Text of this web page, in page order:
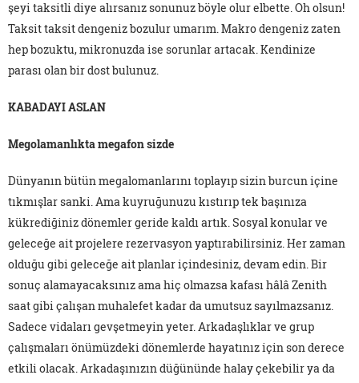
şeyi taksitli diye alırsanız sonunuz böyle olur elbette. Oh olsun!
Taksit taksit dengeniz bozulur umarım. Makro dengeniz zaten
hep bozuktu, mikronuzda ise sorunlar artacak. Kendinize
parası olan bir dost bulunuz.
KABADAYI ASLAN
Megolamanlıkta megafon sizde
Dünyanın bütün megalomanlarını toplayıp sizin burcun içine
tıkmışlar sanki. Ama kuyruğunuzu kıstırıp tek başınıza
kükrediğiniz dönemler geride kaldı artık. Sosyal konular ve
geleceğe ait projelere rezervasyon yaptırabilirsiniz. Her zaman
olduğu gibi geleceğe ait planlar içindesiniz, devam edin. Bir
sonuç alamayacaksınız ama hiç olmazsa kafası hâlâ Zenith
saat gibi çalışan muhalefet kadar da umutsuz sayılmazsanız.
Sadece vidaları gevşetmeyin yeter. Arkadaşlıklar ve grup
çalışmaları önümüzdeki dönemlerde hayatınız için son derece
etkili olacak. Arkadaşınızın düğününde halay çekebilir ya da